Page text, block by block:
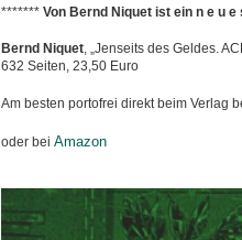
******* Von Bernd Niquet ist ein n e u
Bernd Niquet, „Jenseits des Geldes.
632 Seiten, 23,50 Euro
Am besten portofrei direkt beim Verlag
oder bei Amazon